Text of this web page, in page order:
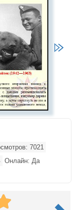
7021
Онлайн: Да